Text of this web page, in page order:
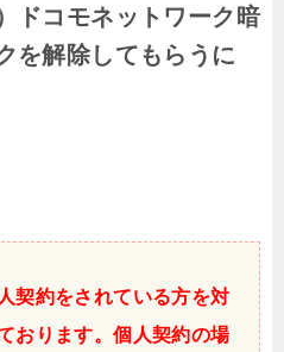
ドコモネットワーク暗
を解除してもらうに
契約をされている方を対
おります。個人契約の場